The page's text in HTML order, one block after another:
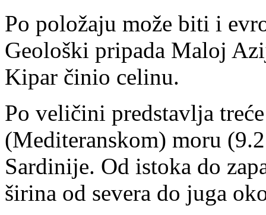
Po položaju može biti i
Geološki pripada Maloj
Kipar činio celinu.
Po veličini predstavlja
(Mediteranskom) moru
Sardinije. Od istoka do
širina od severa do juga